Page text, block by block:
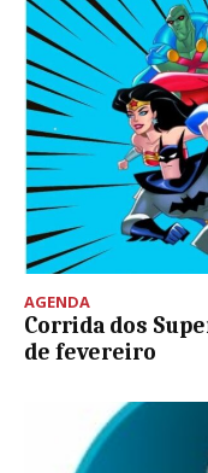
AGENDA
Corrida dos
de fevereiro